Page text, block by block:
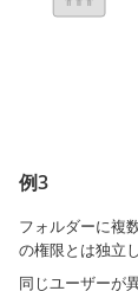
例3
フォルダーに複
の権限とは独立
同じユーザーが